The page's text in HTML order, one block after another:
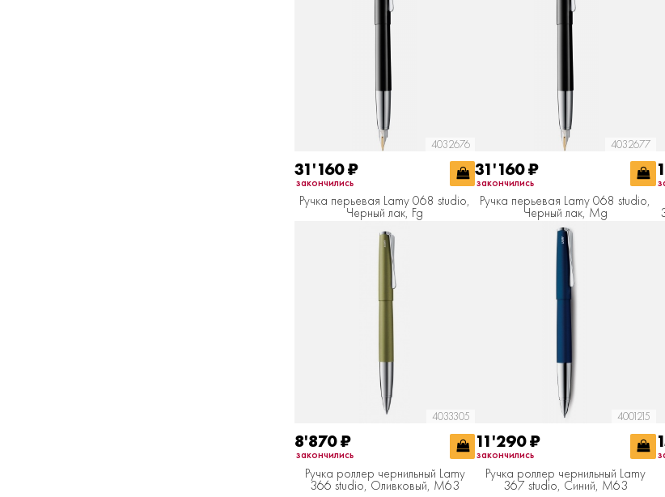
4032676
31'160₽
закончились
Ручка перьевая Lamy 068 studio,
Черный лак, Fg
4032677
31'160₽
закончились
Ручка перьевая Lamy 068 studio,
Черный лак, Мg
4033305
8'870₽
закончились
Ручка роллер чернильный Lamy
366 studio, Оливковый, M63
4001215
11'290₽
закончились
Ручка роллер чернильный Lamy
367 studio, Синий, M63